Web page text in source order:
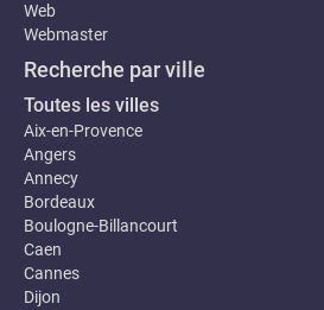
Web
Webmaster
Recherche par ville
Toutes les villes
Aix-en-Provence
Angers
Annecy
Bordeaux
Boulogne-Billancourt
Caen
Cannes
Dijon